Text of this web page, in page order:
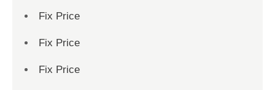
Fix Price
Fix Price
Fix Price